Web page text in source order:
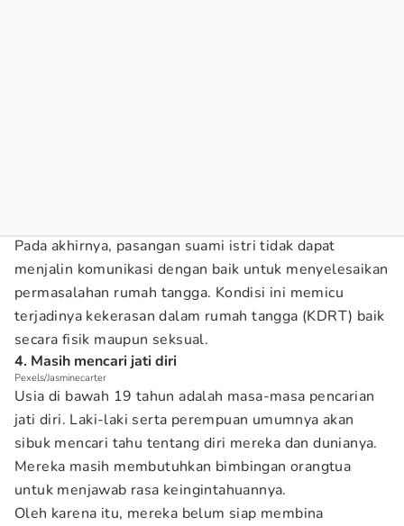
Pada akhirnya, pasangan suami istri tidak dapat
menjalin komunikasi dengan baik untuk menyelesaikan
permasalahan rumah tangga. Kondisi ini memicu
terjadinya kekerasan dalam rumah tangga (KDRT) baik
secara fisik maupun seksual.
4. Masih mencari jati diri
Pexels/Jasminecarter
Usia di bawah 19 tahun adalah masa-masa pencarian
jati diri. Laki-laki serta perempuan umumnya akan
sibuk mencari tahu tentang diri mereka dan dunianya.
Mereka masih membutuhkan bimbingan orangtua
untuk menjawab rasa keingintahuannya.
Oleh karena itu, mereka belum siap membina